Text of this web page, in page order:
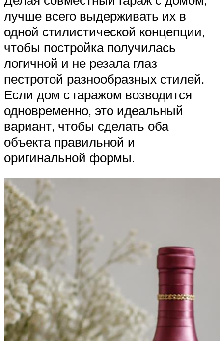
лучше всего выдерживать их в
одной стилистической концепции,
чтобы постройка получилась
логичной и не резала глаз
пестротой разнообразных стилей.
Если дом с гаражом возводится
одновременно, это идеальный
вариант, чтобы сделать оба
объекта правильной и
оригинальной формы.